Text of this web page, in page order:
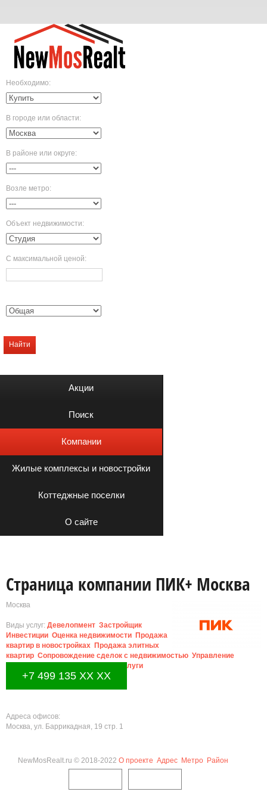
Необходимо:
В городе или области:
В районе или округе:
Возле метро:
Объект недвижимости:
С максимальной ценой:
Найти
Акции
Поиск
Компании
Жилые комплексы и новостройки
Коттеджные поселки
О сайте
Страница компании ПИК+ Москва
Москва
Виды услуг: Девелопмент Застройщик
Инвестиции Оценка недвижимости Продажа
квартир в новостройках Продажа элитных
квартир Сопровождение сделок с недвижимостью Управление
Юридические услуги
+7 499 135 XX XX
Адреса офисов:
Москва, ул. Баррикадная, 19 стр. 1
NewMosRealt.ru © 2018-2022 О проекте Адрес Метро Район